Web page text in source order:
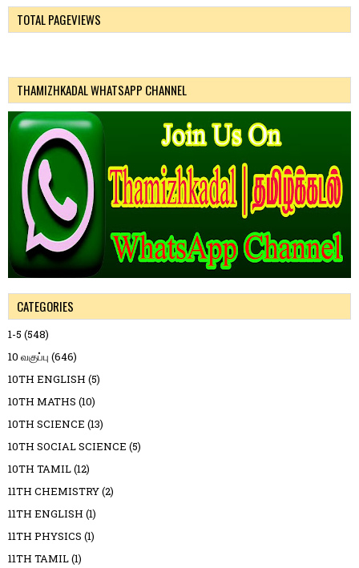
TOTAL PAGEVIEWS
THAMIZHKADAL WHATSAPP CHANNEL
CATEGORIES
1-5 (548)
10 வகுப்பு (646)
10TH ENGLISH (5)
10TH MATHS (10)
10TH SCIENCE (13)
10TH SOCIAL SCIENCE (5)
10TH TAMIL(12)
11TH CHEMISTRY(2)
11TH ENGLISH (1)
11TH PHYSICS (1)
11TH TAMIL(1)